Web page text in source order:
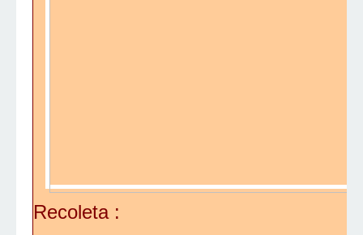
Recoleta :